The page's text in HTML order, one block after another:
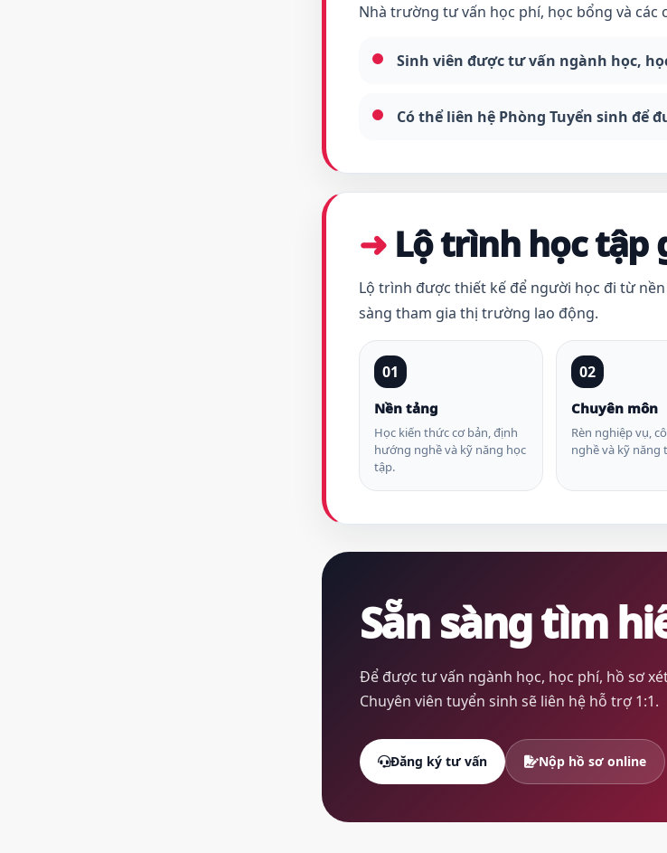
Nhà trường tư vấn học phí, học bổng và
Sinh viên được tư vấn ngành học,
Có thể liên hệ Phòng Tuyển sinh để
Lộ trình học tập
Lộ trình được thiết kế để người học đi từ
sàng tham gia thị trường lao động.
01
Nền tảng
Học kiến thức cơ bản, định
hướng nghề và kỹ năng học
tập.
02
Chuyên môn
Rèn nghiệp vụ,
nghề và kỹ năng
Sẵn sàng tìm
Để được tư vấn ngành học, học phí, hồ sơ
Chuyên viên tuyển sinh sẽ liên hệ hỗ trợ 1:1.
Đăng ký tư vấn Nộp hồ sơ online